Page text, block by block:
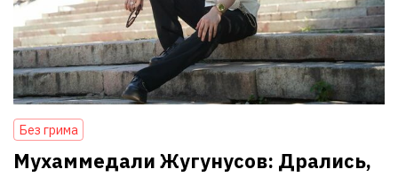
Без грима
Мухаммедали Жугунусов: Дрались,